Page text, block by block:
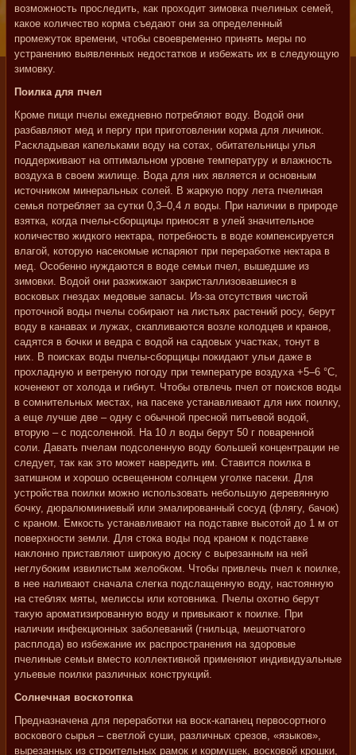
возможность проследить, как проходит зимовка пчелиных семей,
какое количество корма съедают они за определенный
промежуток времени, чтобы своевременно принять меры по
устранению выявленных недостатков и избежать их в следующую
зимовку.
Поилка для пчел
Кроме пищи пчелы ежедневно потребляют воду. Водой они
разбавляют мед и пергу при приготовлении корма для личинок.
Раскладывая капельками воду на сотах, обитательницы улья
поддерживают на оптимальном уровне температуру и влажность
воздуха в своем жилище. Вода для них является и основным
источником минеральных солей. В жаркую пору лета пчелиная
семья потребляет за сутки 0,3–0,4 л воды. При наличии в природе
взятка, когда пчелы-сборщицы приносят в улей значительное
количество жидкого нектара, потребность в воде компенсируется
влагой, которую насекомые испаряют при переработке нектара в
мед. Особенно нуждаются в воде семьи пчел, вышедшие из
зимовки. Водой они разжижают закристаллизовавшиеся в
восковых гнездах медовые запасы. Из-за отсутствия чистой
проточной воды пчелы собирают на листьях растений росу, берут
воду в канавах и лужах, скапливаются возле колодцев и кранов,
садятся в бочки и ведра с водой на садовых участках, тонут в
них. В поисках воды пчелы-сборщицы покидают ульи даже в
прохладную и ветреную погоду при температуре воздуха +5–6 °C,
коченеют от холода и гибнут. Чтобы отвлечь пчел от поисков воды
в сомнительных местах, на пасеке устанавливают для них поилку,
а еще лучше две – одну с обычной пресной питьевой водой,
вторую – с подсоленной. На 10 л воды берут 50 г поваренной
соли. Давать пчелам подсоленную воду большей концентрации не
следует, так как это может навредить им. Ставится поилка в
затишном и хорошо освещенном солнцем уголке пасеки. Для
устройства поилки можно использовать небольшую деревянную
бочку, дюралюминиевый или эмалированный сосуд (флягу, бачок)
с краном. Емкость устанавливают на подставке высотой до 1 м от
поверхности земли. Для стока воды под краном к подставке
наклонно приставляют широкую доску с вырезанным на ней
неглубоким извилистым желобком. Чтобы привлечь пчел к поилке,
в нее наливают сначала слегка подслащенную воду, настоянную
на стеблях мяты, мелиссы или котовника. Пчелы охотно берут
такую ароматизированную воду и привыкают к поилке. При
наличии инфекционных заболеваний (гнильца, мешотчатого
расплода) во избежание их распространения на здоровые
пчелиные семьи вместо коллективной применяют индивидуальные
ульевые поилки различных конструкций.
Солнечная воскотопка
Предназначена для переработки на воск-капанец первосортного
воскового сырья – светлой суши, различных срезов, «языков»,
вырезанных из строительных рамок и кормушек, восковой крошки,